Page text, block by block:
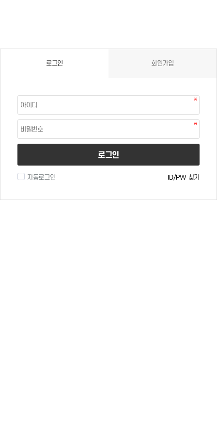
로그인 회원가입
로그인
자동로그인 ID/PW 찾기